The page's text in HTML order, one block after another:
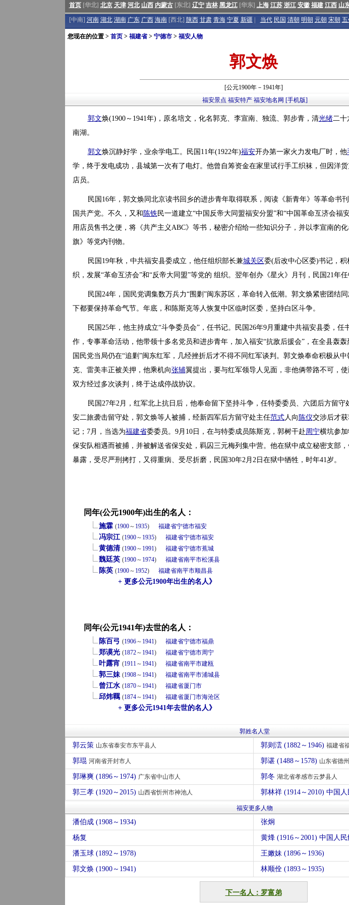
首页[华北] 北京 天津 河北 山西 内蒙古[东北] 辽宁 吉林 黑龙江[华东] 上海 江苏 浙江 安徽 福建 江西 山
[中南] 河南 湖北 湖南 广东 广西 海南[西北] 陕西 甘肃 青海 宁夏 新疆 当代 民国 清朝 明朝 元朝 宋朝 五
您现在的位置 > 首页> 福建省> 宁德市> 福安人物
郭文焕
[公元1900年－1941年]
福安景点 福安特产 福安地名网 [手机版]
郭文焕(1900～1941年)，原名培文，化名郭克、李宣南、独流、郭步青，清光绪二十
南湖。
郭文焕沉静好学，业余学电工。民国11年(1922年)福安开办第一家火力发电厂时，他
学，终于发电成功，县城第一次有了电灯。他曾自筹资金在家里试行手工织袜，但因洋
店员。
民国16年，郭文焕同北京读书回乡的进步青年取得联系，阅读《新青年》等革命书
国共产党。不久，又和 陈铁民一道建立“中国反帝大同盟福安分盟”和“中国革命互济会福
用店员售书之便，将《共产主义ABC》等书，秘密介绍给一些知识分子，并以李宣南的
旗》等党内刊物。
民国19年秋，中共福安县委成立，他任组织部长兼城关区委(后改中心区委)书记，积
织，发展“革命互济会”和“反帝大同盟”等党的 组织。翌年创办《星火》月刊，民国21年任
民国24年，国民党调集数万兵力“围剿”闽东苏区，革命转入低潮。郭文焕紧密团结
下都要保持革命气节。年底，和陈斯克等人恢复中区临时区委，坚持白区斗争。
民国25年，他主持成立“斗争委员会”，任书记。民国26年9月重建中共福安县委，任
作，专事革命活动，他带领十多名党员和进步青年，加入福安“抗敌后援会”，在全县轰轰
国民党当局仍在“追剿”闽东红军，几经挫折后才不得不同红军谈判。郭文焕奉命积极从
克、雷美丰正被关押，他乘机向张辅翼提出，要与红军领导人见面，非他俩带路不可，
双方经过多次谈判，终于达成停战协议。
民国27年2月，红军北上抗日后，他奉命留下坚持斗争，任特委委员、六团后方留守
安二旅袭击留守处，郭文焕等人被捕，经新四军后方留守处主任范式人向 陈仪交涉后才
记；7月，当选为福建省委委员。9月10日，在与特委成员陈斯克，郭树干赴 周宁横坑参
保安队相遇而被捕，并被解送省保安处，羁囚三元梅列集中营。他在狱中成立秘密支部
暴露，受尽严刑拷打，又得重病、受尽折磨，民国30年2月2日在狱中牺牲，时年41岁。
同年(公元1900年)出生的名人：
施霖 (1900～ 1935) 福建省宁德市福安
冯宗江 (1900～ 1935) 福建省宁德市福安
黄德清 (1900～ 1991) 福建省宁德市蕉城
魏廷英 (1900～ 1974) 福建省南平市松溪县
陈英 (1900～ 1952) 福建省南平市顺昌县
+ 更多公元1900年出生的名人》
同年(公元1941年)去世的名人：
陈百弓 (1906～ 1941) 福建省宁德市福鼎
郑谟光 (1872～ 1941) 福建省宁德市周宁
叶露宵 (1911～ 1941) 福建省南平市建瓯
郭三妹 (1908～ 1941) 福建省南平市浦城县
曾江水 (1870～ 1941) 福建省厦门市
邱炜羈 (1874～ 1941) 福建省厦门市海沧区
+ 更多公元1941年去世的名人》
郭姓名人堂
郭云策 山东省泰安市东平县人 郭则澐 (1882～1946) 福建省
郭琨 河南省开封市人 郭谌 (1488～1578) 山东省德
郭琳爽 (1896～1974) 广东省中山市人 郭冬 湖北省孝感市云梦县人
郭三孝 (1920～2015) 山西省忻州市神池人 郭林祥 (1914～2010) 中国
福安更多人物
潘伯成 (1908～1934) 张炯
杨复 黄烽 (1916～2001) 中国人
潘玉球 (1892～1978) 王嫩妹 (1896～1936)
郭文焕 (1900～1941) 林顺佺 (1893～1935)
下一名人：罗富弟